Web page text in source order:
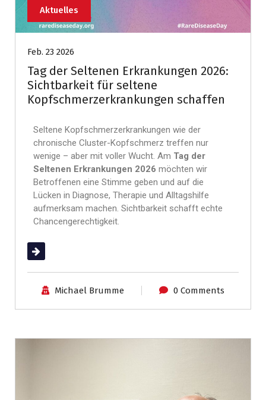
Aktuelles
Feb. 23 2026
Tag der Seltenen Erkrankungen 2026:
Sichtbarkeit für seltene
Kopfschmerzerkrankungen schaffen
Seltene Kopfschmerzerkrankungen wie der
chronische Cluster-Kopfschmerz treffen nur
wenige – aber mit voller Wucht. Am Tag der
Seltenen Erkrankungen 2026 möchten wir
Betroffenen eine Stimme geben und auf die
Lücken in Diagnose, Therapie und Alltagshilfe
aufmerksam machen. Sichtbarkeit schafft echte
Chancengerechtigkeit.
(mehr …)
Michael Brumme 0 Comments